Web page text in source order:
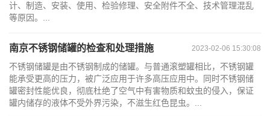
计、制造、安装、使用、检验修理、安全附件不全、技术管理混乱
等原因。...
2023-02-06 15:30:08
南京不锈钢储罐的检查和处理措施
不锈钢储罐是由不锈钢制成的储罐。与普通滚塑罐相比，不锈钢罐
能承受更高的压力，被广泛应用于许多高压应用中。同时不锈钢储
罐密封性能优良，彻底杜绝了空气中有害物质和蚊虫的侵入，保证
罐内储存的液体不受外界污染，不滋生红色昆虫。...